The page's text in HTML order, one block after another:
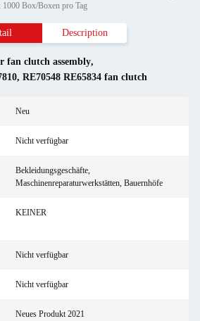
Box/Boxen pro Tag
Description
fan clutch assembly,
, RE70548 RE65834 fan clutch
Neu
Nicht verfügbar
Bekleidungsgeschäfte,
Maschinenreparaturwerkstätten, Bauernhöfe
KEINER
Nicht verfügbar
Nicht verfügbar
Neues Produkt 2021